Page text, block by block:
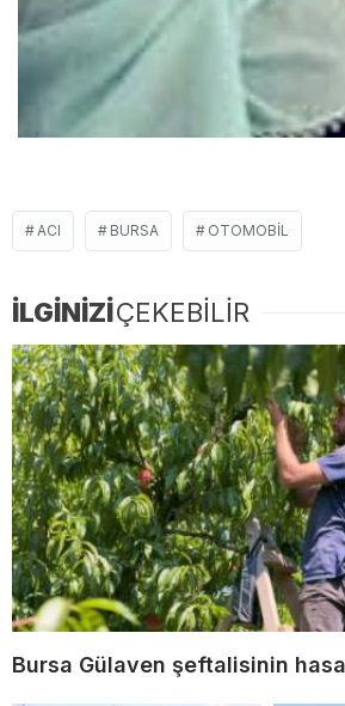
ACI BURSA OTOMOBIL
İLGİNİZİÇEKEBİLİR
Bursa Gülaven şeftalisinin